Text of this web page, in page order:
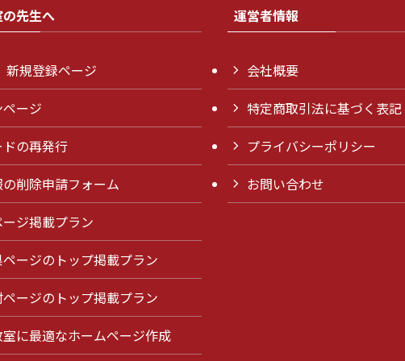
先生へ
新規登録ページ
ージ
の再発行
削除申請フォーム
ージ掲載プラン
ージのトップ掲載プラン
ージのトップ掲載プラン
に最適なホームページ作成
運営者情報
会社概要
特定商取引法に基づく表記
プライバシーポリシー
お問い合わせ